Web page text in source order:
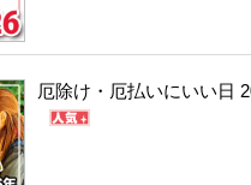
厄除け・厄払いにいい日